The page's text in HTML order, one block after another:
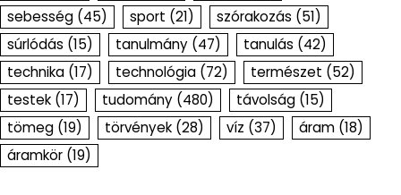
sebesség (45) sport (21) szórakozás (51)
súrlódás (15) tanulmány (47) tanulás (42)
technika (17) technológia (72) természet (52)
testek (17) tudomány (480) távolság (15)
tömeg (19) törvények (28) víz (37) áram (18)
áramkör (19)